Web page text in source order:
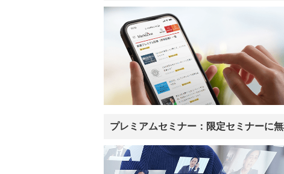
プレミアムセミナー：限定セミナーに